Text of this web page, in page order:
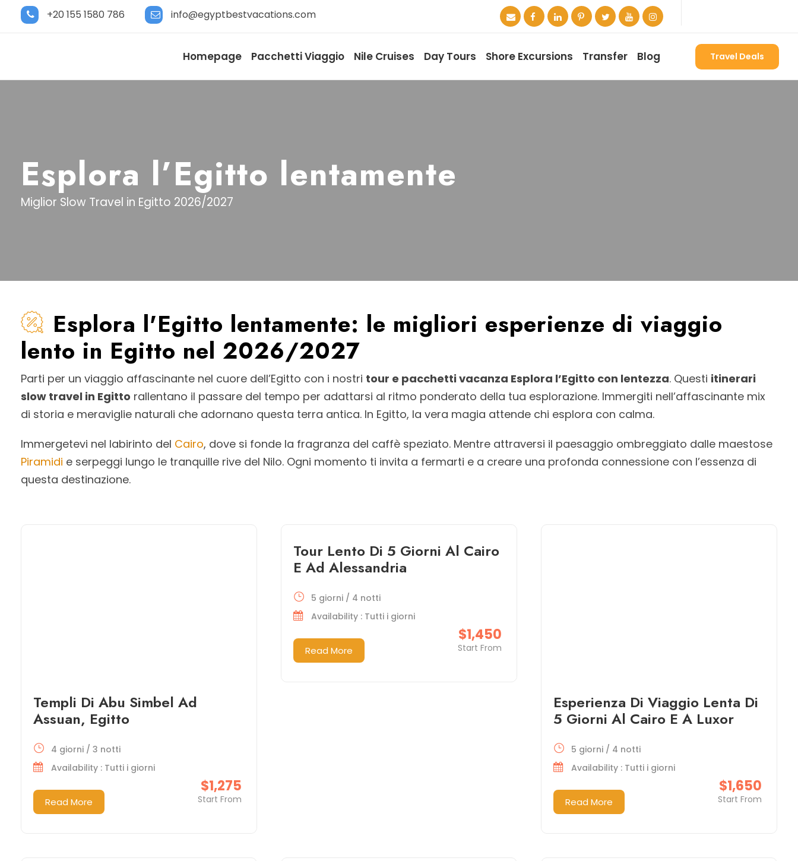
+20 155 1580 786 info@egyptbestvacations.com
Homepage Pacchetti Viaggio Nile Cruises Day Tours Shore Excursions Transfer Blog Travel Deals
Esplora l’Egitto lentamente
Miglior Slow Travel in Egitto 2026/2027
Esplora l'Egitto lentamente: le migliori esperienze di viaggio
lento in Egitto nel 2026/2027
Parti per un viaggio affascinante nel cuore dell’Egitto con i nostri tour e pacchetti vacanza Esplora l’Egitto con lentezza. Questi itinerari
slow travel in Egitto rallentano il passare del tempo per adattarsi al ritmo ponderato della tua esplorazione. Immergiti nell’affascinante mix
di storia e meraviglie naturali che adornano questa terra antica. In Egitto, la vera magia attende chi esplora con calma.
Immergetevi nel labirinto del Cairo, dove si fonde la fragranza del caffè speziato. Mentre attraversi il paesaggio ombreggiato dalle maestose
Piramidi e serpeggi lungo le tranquille rive del Nilo. Ogni momento ti invita a fermarti e a creare una profonda connessione con l’essenza di
questa destinazione.
Templi Di Abu Simbel Ad
Assuan, Egitto
$1,275
Start From
4 giorni / 3 notti
Availability : Tutti i giorni
Read More
Tour Lento Di 5 Giorni Al Cairo
E Ad Alessandria
$1,450
Start From
5 giorni / 4 notti
Availability : Tutti i giorni
Read More
Esperienza Di Viaggio Lenta Di
5 Giorni Al Cairo E A Luxor
$1,650
Start From
5 giorni / 4 notti
Availability : Tutti i giorni
Read More